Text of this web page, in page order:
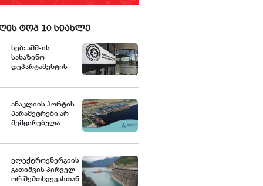
ტოპ 10 სიახლე
სებ: აშშ-ის
სახაზინო
დეპარტამენტის
კონტროლის
მიერ
სანქცირებული
პირი არ
საქართველოს
რეგულირებულ
სუბიექტს
ანაკლიის პორტის
პარამეტრები არ
შემცირებულა -
ელექტროენერგიის
გათიშვის პირველ
ორ შემთხვევასთან